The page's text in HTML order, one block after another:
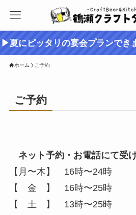
▶夏にピッタリの宴会プランでき
ホーム ご予約
ご予約
ネット予約・お電話にて受
【月〜木】 16時〜24時
【 金 】 16時〜25時
【 土 】 13時〜25時